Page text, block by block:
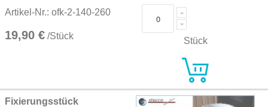
Artikel-Nr.: ofk-2-140-260
19,90 € /Stück Stück
Fixierungsstück